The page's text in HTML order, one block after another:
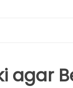
agar